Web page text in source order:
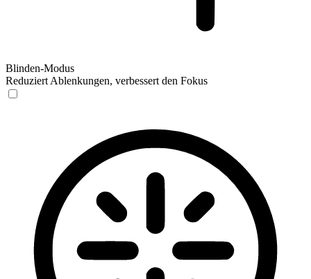
Blinden-Modus
Reduziert Ablenkungen, verbessert den Fokus